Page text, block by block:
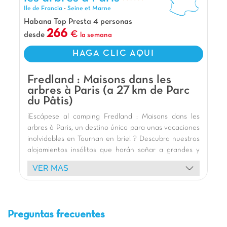
pasar un fin de semana lejos del ruido de la
ciudad o para dar un paseo y visitar la capital!
No dudes en venir a alojarte en nuestras
fantásticas cabañas... ¡Son fantásticas!
Nuestros Extras
A 5 min a pie de la estación de tren RER E
A 1 h de Parc d'Astérix
Ile de Francia - Seine et Marne
Habana Top Presta 4 personas
desde 266 la semana
HAGA CLIC AQUI
Fredland : Maisons dans les
arbres à Paris (a 27 km de Parc
du Pâtis)
¡Escápese al camping Fredland : Maisons dans les
arbres à Paris, un destino único para unas vacaciones
inolvidables en Tournan en brie! ? Descubra nuestros
alojamientos insólitos que harán soñar a grandes y
pequeños. Alójese en magníficas casas en los árboles
, que ofrecen una experiencia única en el corazón de
todas las comodidades necesarias, incluyendo una
VER MAS
Preguntas frecuentes